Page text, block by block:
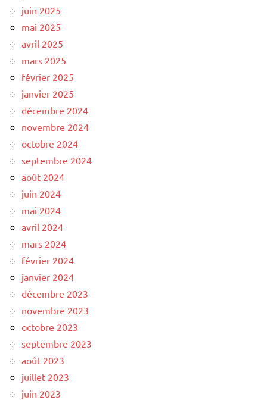
juin 2025
mai 2025
avril 2025
mars 2025
février 2025
janvier 2025
décembre 2024
novembre 2024
octobre 2024
septembre 2024
août 2024
juin 2024
mai 2024
avril 2024
mars 2024
février 2024
janvier 2024
décembre 2023
novembre 2023
octobre 2023
septembre 2023
août 2023
juillet 2023
juin 2023